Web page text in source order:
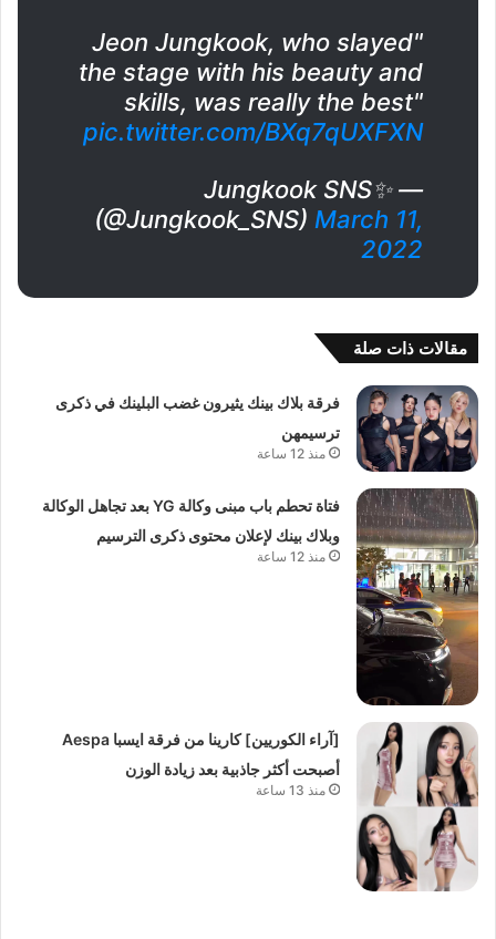
"Jeon Jungkook, who slayed
the stage with his beauty and
skills, was really the best"
pic.twitter.com/BXq7qUXFXN
— Jungkook SNS✨️
(@Jungkook_SNS) March 11,
2022
مقالات ذات صلة
فرقة بلاك بينك يثيرون غضب البلينك في ذكرى
ترسيمهن
منذ 12 ساعة
فتاة تحطم باب مبنى وكالة YG بعد تجاهل الوكالة
وبلاك بينك لإعلان محتوى ذكرى الترسيم
منذ 12 ساعة
[آراء الكوريين] كارينا من فرقة ايسبا Aespa
أصبحت أكثر جاذبية بعد زيادة الوزن
منذ 13 ساعة